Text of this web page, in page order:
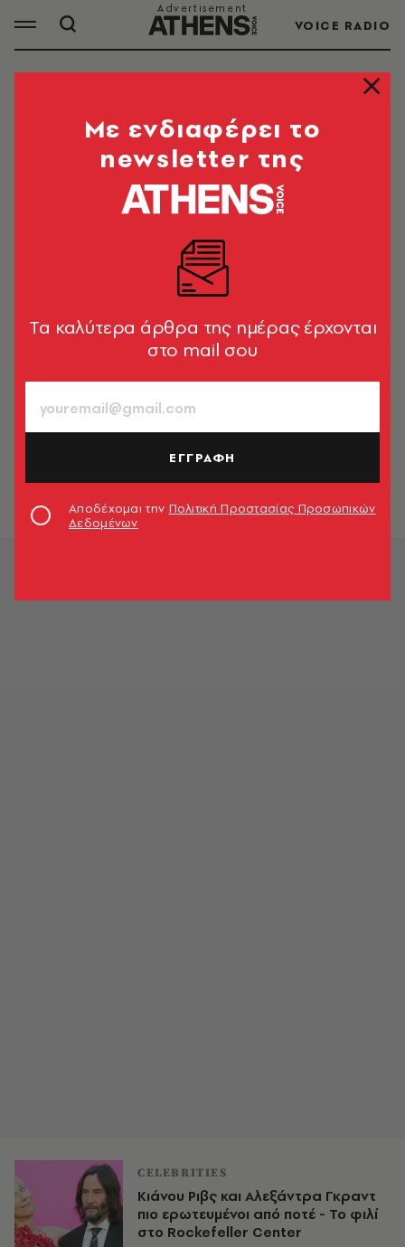
VOICE RADIO
ΚΙΑΝΟΥ ΡΙΒΣ
ΟΛΑ ΤΑ ΑΡΘΡΑ ΤΟΥ TAG
TV + SERIES
σκηνοθέτη που κατηγορείται ότι
εξαπάτησε το Netflix
CELEBRITIES
Red carpet romance: Ο Κιάνου Ριβς
από ποτέ
CELEBRITIES
Κιάνου Ριβς και Αλεξάντρα Γκραντ
πιο ερωτευμένοι από ποτέ - Το φιλί
στο Rockefeller Center
Mε ενδιαφέρει το
newsletter της
Tα καλύτερα άρθρα της ημέρας έρχονται
στο mail σου
ΕΓΓΡΑΦΗ
Αποδέχομαι την Πολιτική Προστασίας Προσωπικών
Δεδομένων